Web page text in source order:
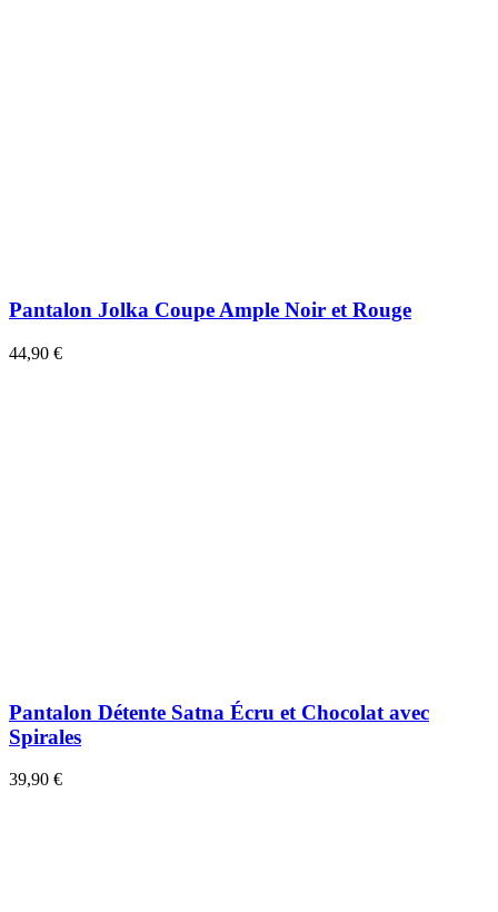
Pantalon Jolka Coupe Ample Noir et Rouge
44,90 €
Pantalon Détente Satna Écru et Chocolat avec
Spirales
39,90 €